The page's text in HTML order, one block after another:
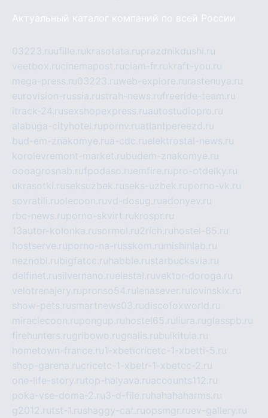
Актуальный каталог компаний по всей России
03223.ruufille.rukrasotata.ruprazdnikdushi.ru
veetbox.rucinemapost.ruciam-fr.rukraft-you.ru
mega-press.ru03223.ruweb-explore.ru rastenuya.ru
eurovision-russia.rustrah-news.rufreeride-team.ru
itrack-24.rusexshopexpress.ruautostudiopro.ru
alabuga-cityhotel.rupornv.ruatlantpereezd.ru
bud-em-znakomye.rua-cdc.ruelektrostal-news.ru
korolevremont-market.rubudem-znakomye.ru
oooagrosnab.rufpodaso.ruemfire.rupro-otdelky.ru
ukrasotki.ruseksuzbek.ruseks-uzbek.ruporno-vk.ru
sovratili.ruolecoon.ruvd-dosug.ruadonyev.ru
rbc-news.ruporno-skvirt.rukrospr.ru
13autor-kolonka.rusormol.ru2rich.ru hostel-65.ru
hostserve.ruporno-na-russkom.ru mishinlab.ru
neznobi.rubigfatcc.ru habble.rustarbucksvia.ru
delfinet.rusilvernano.ruelestal.ruvektor-doroga.ru
velotrenajery.rupronso54.ru lenasever.ru lovinskix.ru
show-pets.rusmartnews03.rudiscofoxworld.ru
miraclecoon.rupongup.ru hostel65.ru liura.ruglasspb.ru
firehunters.rugribowo.rugnalis.rubulkitula.ru
hometown-france.ru1-xbeticricetc-1-xbetti-5.ru
shop-garena.rucricetc-1-xbetr-1-xbetcc-2.ru
one-life-story.rutop-halyava.ruaccounts112.ru
poka-vse-doma-2.ru3-d-file.ru hahahaharms.ru
g2012.rutst-1.rushaggy-cat.ruopsmgr.ruev-gallery.ru